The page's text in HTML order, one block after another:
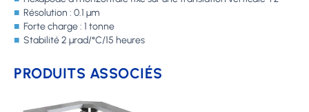
■ Résolution : 0.1 µm
■ Forte charge : 1 tonne
■ Stabilité 2 µrad/°C/15 heures
PRODUITS ASSOCIÉS